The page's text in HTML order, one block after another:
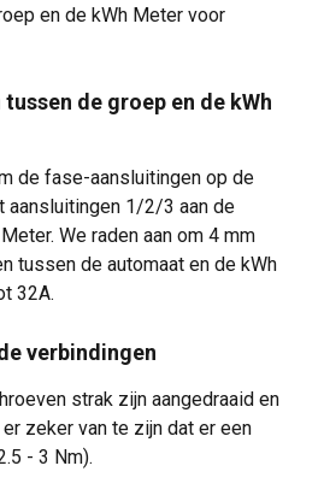
en de kWh Meter voor
de groep en de kWh
de fase-aansluitingen op de
aansluitingen 1/2/3 aan de
We raden aan om 4 mm
tussen de automaat en de kWh
32A.
verbindingen
strak zijn aangedraaid en
zeker van te zijn dat er een
- 3 Nm).